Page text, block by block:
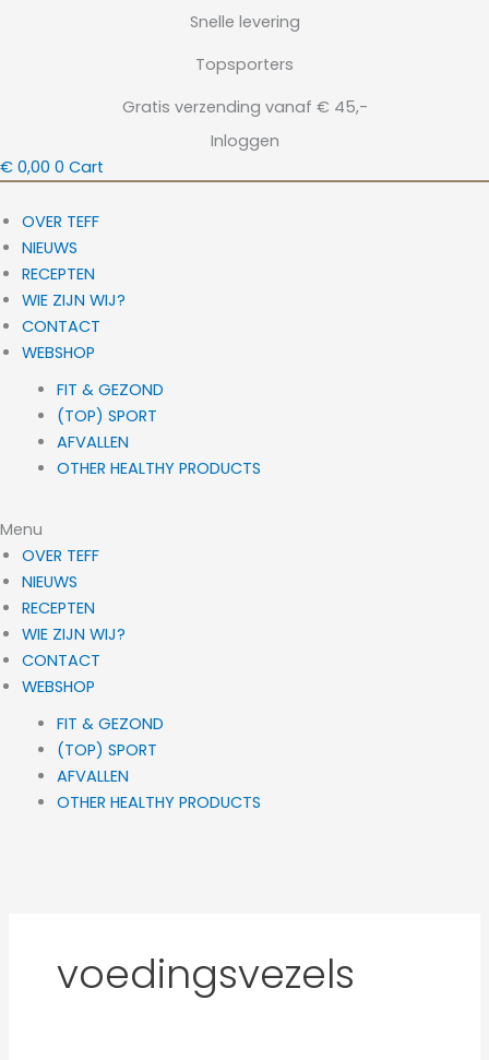
Snelle levering
Topsporters
Gratis verzending vanaf € 45,-
Inloggen
€ 0,00 0 Cart
OVER TEFF
NIEUWS
RECEPTEN
WIE ZIJN WIJ?
CONTACT
WEBSHOP
FIT & GEZOND
(TOP) SPORT
AFVALLEN
OTHER HEALTHY PRODUCTS
Menu
OVER TEFF
NIEUWS
RECEPTEN
WIE ZIJN WIJ?
CONTACT
WEBSHOP
FIT & GEZOND
(TOP) SPORT
AFVALLEN
OTHER HEALTHY PRODUCTS
voedingsvezels